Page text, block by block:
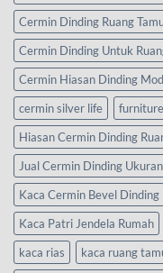
Cermin Dinding Ruang
Cermin Dinding Untuk
Cermin Hiasan Dinding
cermin silver life
Hiasan Cermin Dinding
Jual Cermin Dinding
Kaca Cermin Bevel Dinding
Kaca Patri Jendela Rumah
kaca rias
kaca ruang